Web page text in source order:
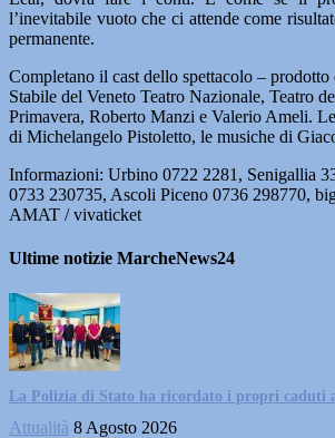
l’inevitabile vuoto che ci attende come
permanente.
Completano il cast dello spettacolo – prodotto
Stabile del Veneto Teatro Nazionale, Teatro
Primavera, Roberto Manzi e Valerio Ameli.
di Michelangelo Pistoletto, le musiche di
Informazioni: Urbino 0722 2281, Senigallia
0733 230735, Ascoli Piceno 0736 298770,
AMAT / vivaticket
Ultime notizie MarcheNews24
La Polizia di Stato ha ricordato i propri caduti
Attualità 8 Agosto 2026